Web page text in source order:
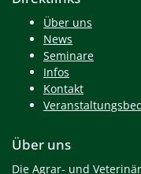
Über uns
News
Seminare
Infos
Kontakt
Über uns
Die Agrar- und